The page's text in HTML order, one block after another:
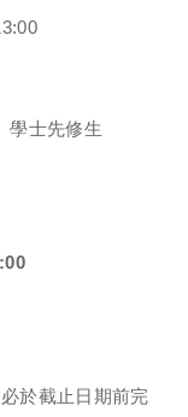
學士先修生
必於截止日期前完